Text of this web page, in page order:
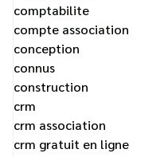
comptabilite
compte association
conception
connus
construction
crm
crm association
crm gratuit en ligne